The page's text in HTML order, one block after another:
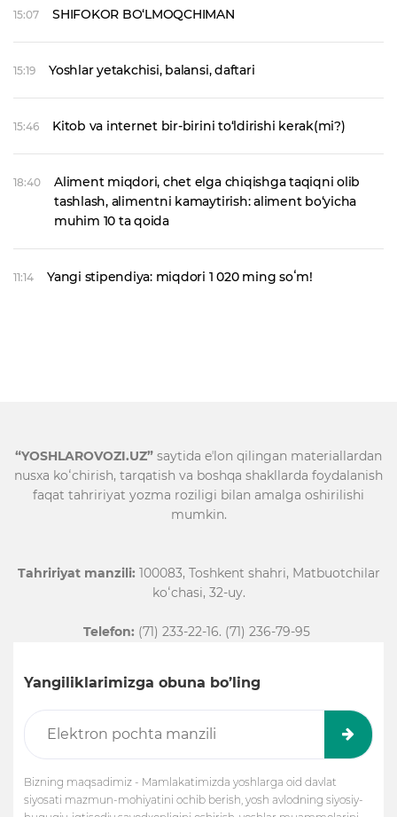
15:07 SHIFOKOR BO‘LMOQCHIMAN
15:19 Yoshlar yetakchisi, balansi, daftari
15:46 Kitob va internet bir-birini to‘ldirishi kerak(mi?)
18:40
Aliment miqdori, chet elga chiqishga taqiqni olib
tashlash, alimentni kamaytirish: aliment bo‘yicha
muhim 10 ta qoida
11:14 Yangi stipendiya: miqdori 1 020 ming soʻm!
“YOSHLAROVOZI.UZ” saytida eʼlon qilingan materiallardan
nusxa koʻchirish, tarqatish va boshqa shakllarda foydalanish
faqat tahririyat yozma roziligi bilan amalga oshirilishi
mumkin.
Tahririyat manzili: 100083, Toshkent shahri, Matbuotchilar
koʻchasi, 32-uy.
Telefon: (71) 233-22-16. (71) 236-79-95
Yangiliklarimizga obuna bo’ling
Bizning maqsadimiz - Mamlakatimizda yoshlarga oid davlat
siyosati mazmun-mohiyatini ochib berish, yosh avlodning siyosiy-